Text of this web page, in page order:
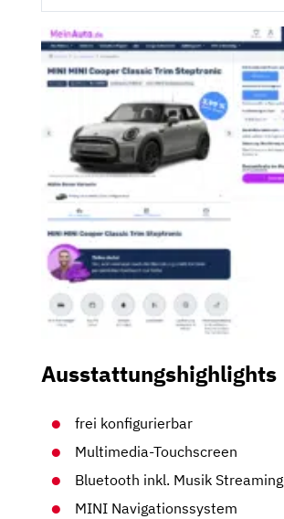
Ausstattungshighlights
frei konfigurierbar
Multimedia-Touchscreen
Bluetooth inkl. Musik Streaming
MINI Navigationssystem